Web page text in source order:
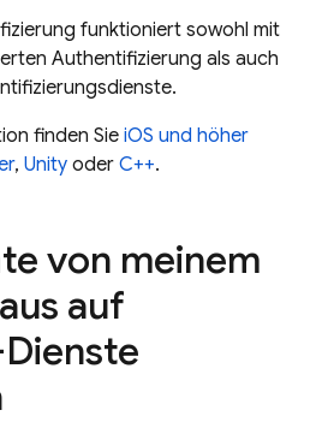
funktioniert sowohl mit
Authentifizierung als auch
finden SieiOS und höher
, Unity oder C++.
von meinem
auf